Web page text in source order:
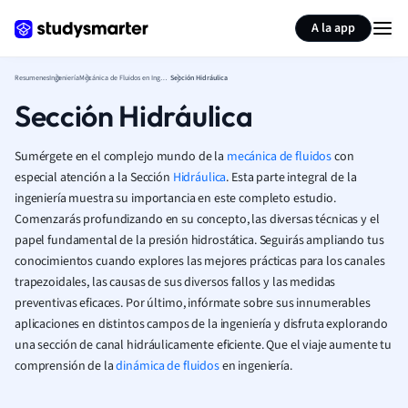
A la app
ResumenesIngeniería Mecánica de Fluidos en Ingeniería Sección Hidráulica
Sección Hidráulica
Sumérgete en el complejo mundo de la mecánica de fluidoscon
especial atención a la Sección Hidráulica. Esta parte integral de la
ingeniería muestra su importancia en este completo estudio.
Comenzarás profundizando en su concepto, las diversas técnicas y el
papel fundamental de la presión hidrostática. Seguirás ampliando tus
conocimientos cuando explores las mejores prácticas para los canales
trapezoidales, las causas de sus diversos fallos y las medidas
preventivas eficaces. Por último, infórmate sobre sus innumerables
aplicaciones en distintos campos de la ingeniería y disfruta explorando
una sección de canal hidráulicamente eficiente. Que el viaje aumente tu
comprensión de ladinámica de fluidosen ingeniería.
Resumir página